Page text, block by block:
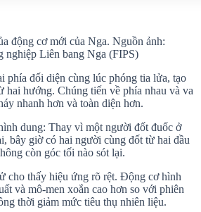
động cơ mới của Nga. Nguồn ảnh:
nghiệp Liên bang Nga (FIPS)
phía đối diện cùng lúc phóng tia lửa, tạo
hai hướng. Chúng tiến về phía nhau và va
nhanh hơn và toàn diện hơn.
dung: Thay vì một người đốt đuốc ở
bây giờ có hai người cùng đốt từ hai đầu
còn góc tối nào sót lại.
cho thấy hiệu ứng rõ rệt. Động cơ hình
và mô-men xoắn cao hơn so với phiên
thời giảm mức tiêu thụ nhiên liệu.